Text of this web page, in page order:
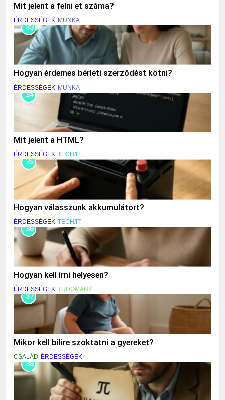
Mit jelent a felni et száma?
ÉRDESSÉGEK MUNKA
33
Hogyan érdemes bérleti szerződést kötni?
ÉRDESSÉGEK MUNKA
34
Mit jelent a HTML?
ÉRDESSÉGEK TECH/IT
35
Hogyan válasszunk akkumulátort?
ÉRDESSÉGEK TECH/IT
36
Hogyan kell írni helyesen?
ÉRDESSÉGEK TUDOMÁNY
37
Mikor kell bilire szoktatni a gyereket?
CSALÁD ÉRDESSÉGEK
38